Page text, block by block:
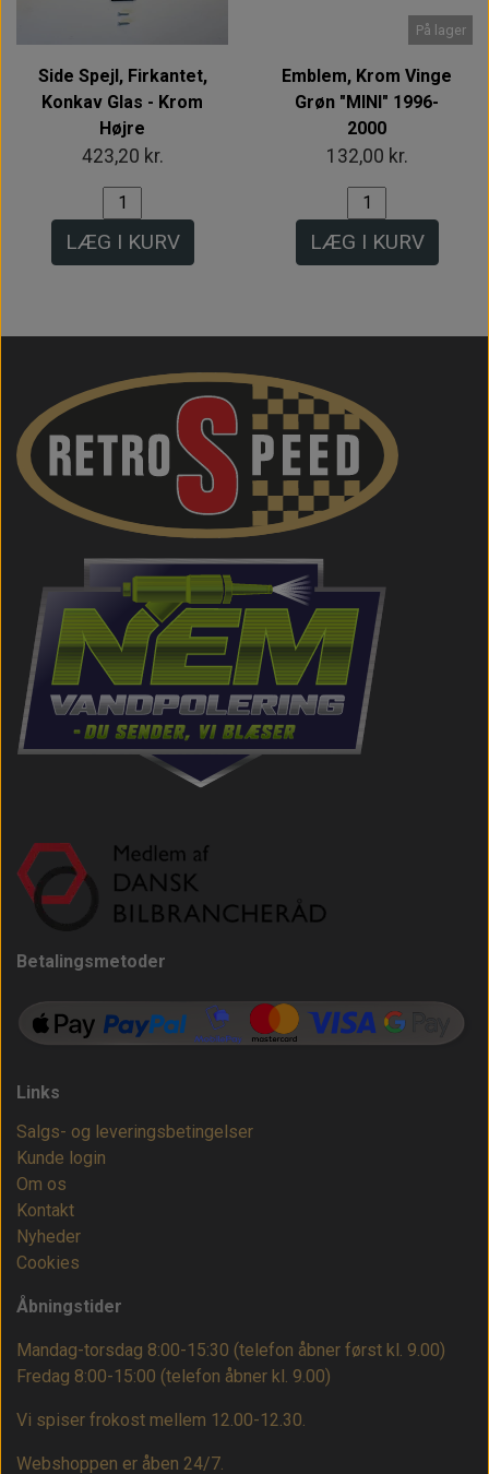
Side Spejl, Firkantet,
Konkav Glas - Krom
Højre
423,20 kr.
LÆG I KURV
På lager
Emblem, Krom Vinge
Grøn "MINI" 1996-
2000
132,00 kr.
LÆG I KURV
Betalingsmetoder
Links
Salgs- og leveringsbetingelser
Kunde login
Om os
Kontakt
Nyheder
Cookies
Åbningstider
Mandag-torsdag 8:00-15:30 (telefon åbner først kl. 9.00)
Fredag 8:00-15:00 (telefon åbner kl. 9.00)
Vi spiser frokost mellem 12.00-12.30.
Webshoppen er åben 24/7.